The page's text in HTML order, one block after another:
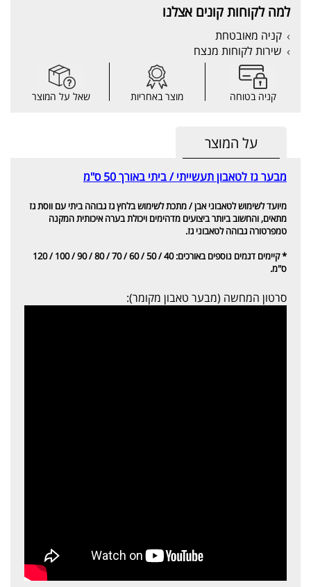
למה לקוחות קונים אצלנו
קניה מאובטחת
שירות לקוחות מנצח
קניה בטוחה מוצר באחריות שאל על המוצר
על המוצר
מבער גז לטאבון תעשייתי / ביתי באורך 50 ס"מ
מיועד לשימוש לטאבוני אבן / מתכת לשימוש בלחץ גז גבוהה ביתי עם ווסת גז
מתאים, והחשוב ביותר ביצועים מדהימים ויכולת בערה איכותית המקנה
טמפרטורה גבוהה לטאבוני גז.
* קיימים דגמים נוספים באורכים: 40 / 50 / 60 / 70 / 80 / 90 / 100 / 120
ס"מ.
סרטון המחשה (מבער טאבון מקומר):